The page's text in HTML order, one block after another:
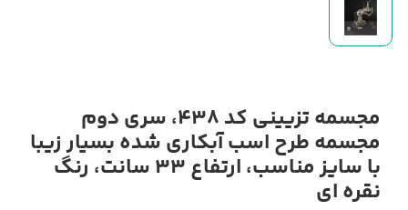
مجسمه تزیینی کد 438، سری دوم
مجسمه طرح اسب آبکاری شده بسیار زیبا
با سایز مناسب، ارتفاع 33 سانت، رنگ
نقره ای